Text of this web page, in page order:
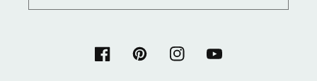
FacebookPinterestInstagramYouTube